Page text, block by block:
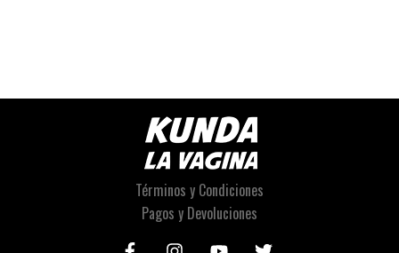
Términos y Condiciones
Pagos y Devoluciones